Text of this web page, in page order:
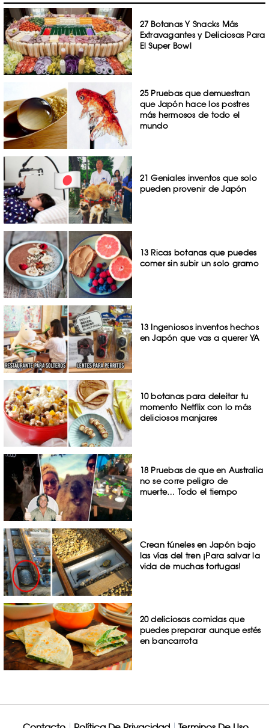
27 Botanas Y Snacks Más
Extravagantes y Deliciosas Para
El Super Bowl
25 Pruebas que demuestran
que Japón hace los postres
más hermosos de todo el
mundo
21 Geniales inventos que solo
pueden provenir de Japón
13 Ricas botanas que puedes
comer sin subir un solo gramo
13 Ingeniosos inventos hechos
en Japón que vas a querer YA
10 botanas para deleitar tu
momento Netflix con lo más
deliciosos manjares
18 Pruebas de que en Australia
no se corre peligro de
muerte… Todo el tiempo
Crean túneles en Japón bajo
las vías del tren ¡Para salvar la
vida de muchas tortugas!
20 deliciosas comidas que
puedes preparar aunque estés
en bancarrota